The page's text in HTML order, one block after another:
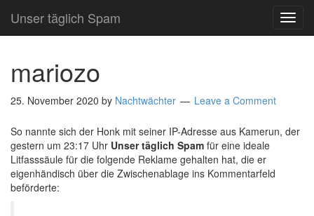
Unser täglich Spam
mariozo
25. November 2020 by Nachtwächter Leave a Comment
So nannte sich der Honk mit seiner IP-Adresse aus Kamerun, der
gestern um 23:17 Uhr Unser täglich Spam für eine ideale
Litfasssäule für die folgende Reklame gehalten hat, die er
eigenhändisch über die Zwischenablage ins Kommentarfeld
beförderte: